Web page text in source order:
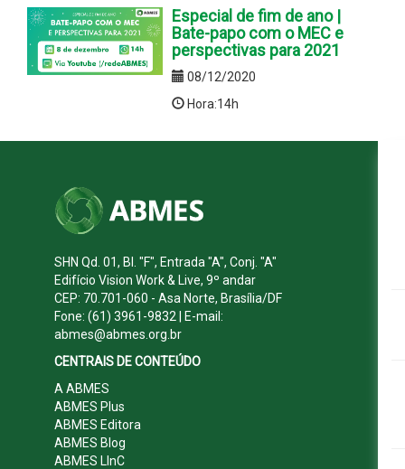
Especial de fim de ano |
Bate-papo com o MEC e
perspectivas para 2021
08/12/2020
Hora:14h
SHN Qd. 01, Bl. "F", Entrada "A", Conj. "A"
Edifício Vision Work & Live, 9º andar
CEP: 70.701-060 - Asa Norte, Brasília/DF
Fone: (61) 3961-9832 | E-mail:
abmes@abmes.org.br
CENTRAIS DE CONTEÚDO
A ABMES
ABMES Plus
ABMES Editora
ABMES Blog
ABMES LInC